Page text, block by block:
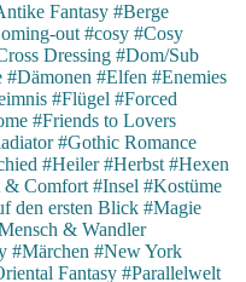
Fantasy #Berge
out #cosy #Cosy
Dressing #Dom/Sub
#Dämonen #Elfen #Enemies
#Flügel #Forced
#Friends to Lovers
#Gothic Romance
#Heiler #Herbst #Hexen
& Comfort #Insel #Kostüme
den ersten Blick #Magie
& Wandler
#Märchen #New York
Fantasy #Parallelwelt